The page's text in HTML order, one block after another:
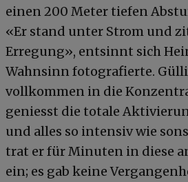
einen 200 Meter tiefen
«Er stand unter Strom und
Erregung», entsinnt sich
Wahnsinn fotografierte.
vollkommen in die
geniesst die totale
und alles so intensiv wie
trat er für Minuten in diese
ein; es gab keine